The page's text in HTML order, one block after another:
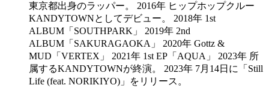
東京都出身のラッパー。 2016年 ヒップホップクルー
KANDYTOWNとしてデビュー。 2018年 1st
ALBUM「SOUTHPARK」 2019年 2nd
ALBUM「SAKURAGAOKA」 2020年 Gottz &
MUD「VERTEX」 2021年 1st EP「AQUA」 2023年 所
属するKANDYTOWNが終演。 2023年 7月14日に「Still
Life (feat. NORIKIYO)」をリリース。